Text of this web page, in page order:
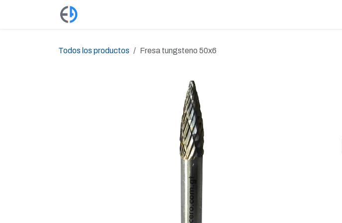
Todos los productos Fresa tungsteno 50x6